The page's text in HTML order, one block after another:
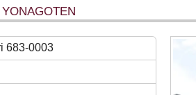
683-0003